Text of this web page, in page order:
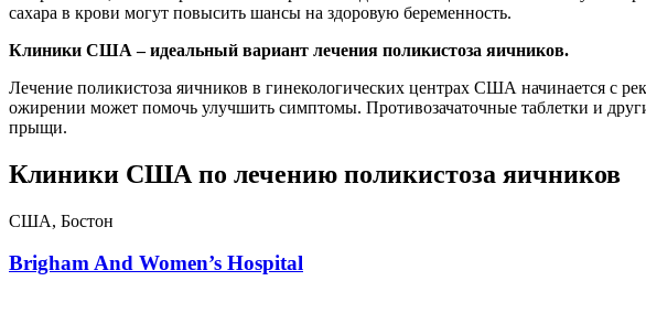
сахара в крови могут повысить шансы на здоровую беременность.
Клиники США – идеальный вариант лечения поликистоза яичников.
Лечение поликистоза яичников в гинекологических центрах США начинается с
ожирении может помочь улучшить симптомы. Противозачаточные таблетки и
прыщи.
Клиники США по лечению поликистоза яичников
США, Бостон
Brigham And Women’s Hospital